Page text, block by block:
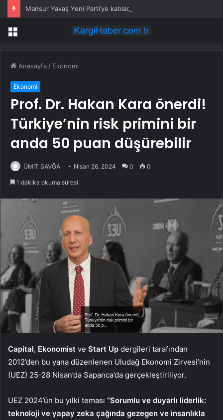
Menü
Anasayfa / Ekonomi
Ekonomi
Prof. Dr. Hakan Kara önerdi!
Türkiye’nin risk primini bir
anda 50 puan düşürebilir
ÜMİT SAVĞA Nisan 26, 2024 0 0
1 dakika okuma süresi
Capital, Ekonomist ve Start Up dergileri tarafından
2012’den bu yana düzenlenen Uludağ Ekonomi Zirvesi’nin
(UEZ) 25-28 Nisan’da Sapanca’da gerçekleştiriliyor.
UEZ 2024’ün bu yılki teması “Sorumlu ve duyarlı liderlik:
teknoloji ve yapay zeka çağında gezegen ve insanlıkla